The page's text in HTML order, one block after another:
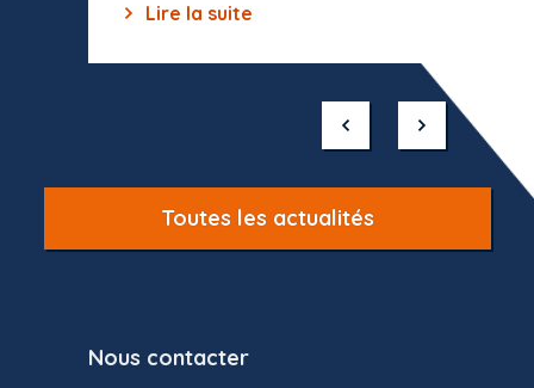
Lire la suite
Toutes les actualités
Nous contacter